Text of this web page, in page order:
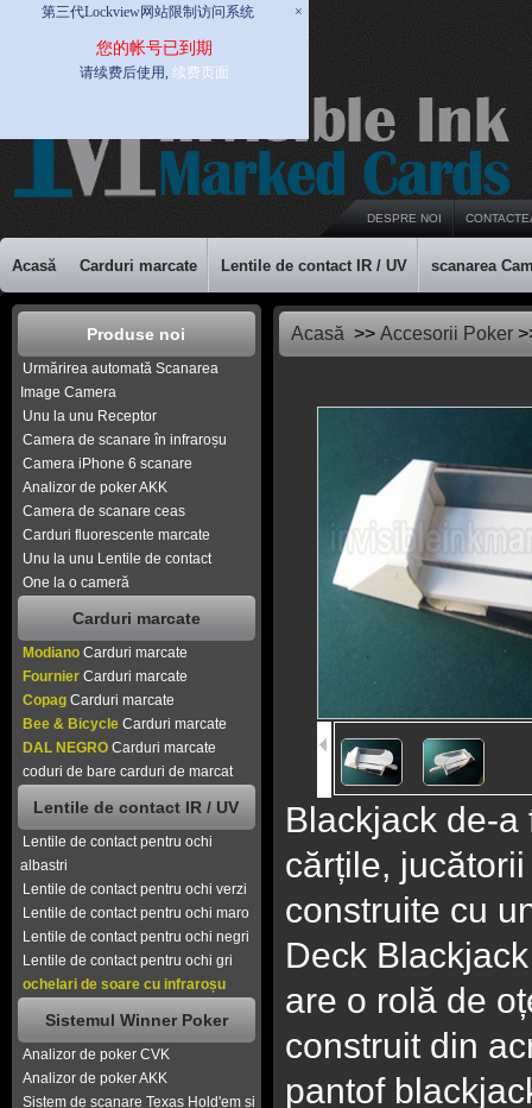
第三代Lockview网站限制访问系统 ×
您的帐号已到期
请续费后使用, 续费页面
DESPRE NOI
Acasă Carduri marcate Lentile de contact IR / UV scanarea
Produse noi
Urmărirea automată Scanarea
Image Camera
Unu la unu Receptor
Camera de scanare în infraroșu
Camera iPhone 6 scanare
Analizor de poker AKK
Camera de scanare ceas
Carduri fluorescente marcate
Unu la unu Lentile de contact
One la o cameră
Carduri marcate
Modiano Carduri marcate
Fournier Carduri marcate
Copag Carduri marcate
Bee & Bicycle Carduri marcate
DAL NEGRO Carduri marcate
coduri de bare carduri de marcat
Lentile de contact IR / UV
Lentile de contact pentru ochi
albastri
Lentile de contact pentru ochi verzi
Lentile de contact pentru ochi maro
Lentile de contact pentru ochi negri
Lentile de contact pentru ochi gri
ochelari de soare cu infraroșu
Sistemul Winner Poker
Analizor de poker CVK
Analizor de poker AKK
Sistem de scanare Texas Hold'em și
Acasă >> Accesorii Poker
Blackjack de-
cărțile,
construite cu
Deck
are o rolă de
construit din
pantof